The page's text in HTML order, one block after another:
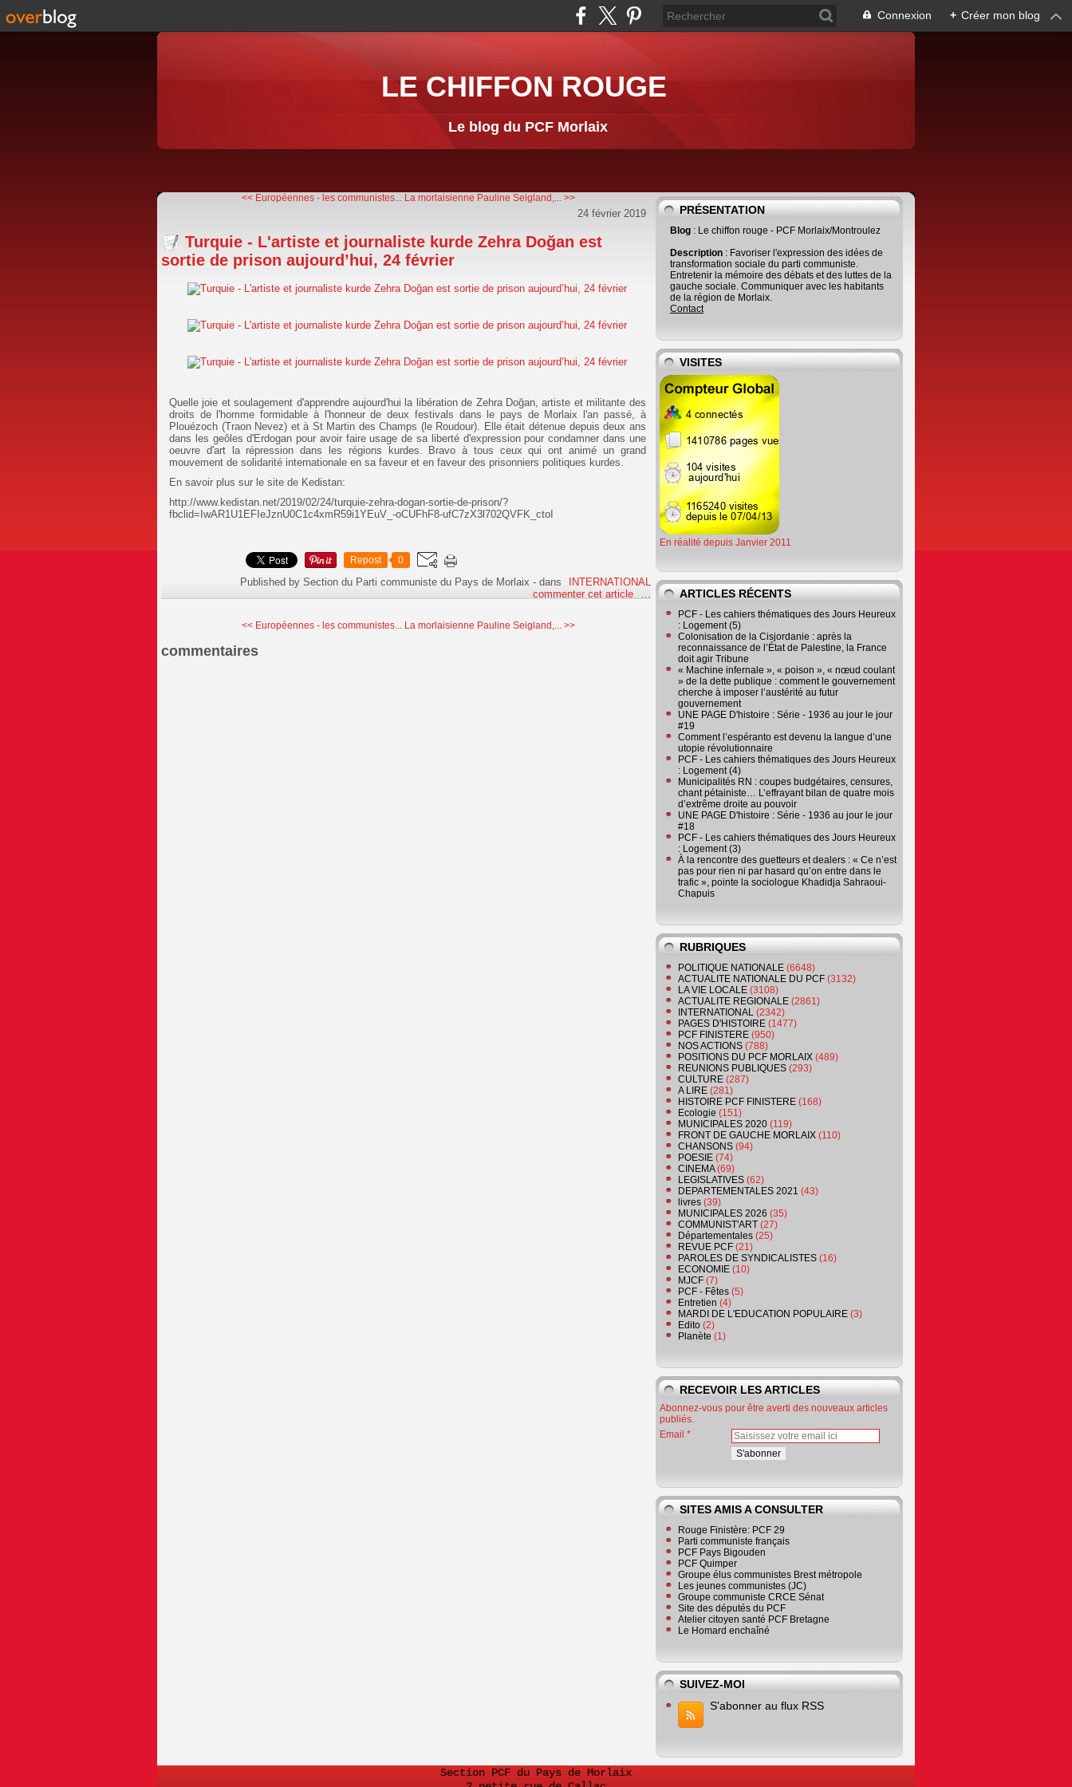
Connexion + Créer mon blog
LE CHIFFON ROUGE
Le blog du PCF Morlaix
<< Européennes - les communistes... La morlaisienne Pauline Seigland,... >>
24 février 2019
Turquie - L'artiste et journaliste kurde Zehra Doğan est
sortie de prison aujourd’hui, 24 février
Quelle joie et soulagement d'apprendre aujourd'hui la libération de Zehra Doğan, artiste et militante des
droits de l'homme formidable à l'honneur de deux festivals dans le pays de Morlaix l'an passé, à
Plouézoch (Traon Nevez) et à St Martin des Champs (le Roudour). Elle était détenue depuis deux ans
dans les geôles d'Erdogan pour avoir faire usage de sa liberté d'expression pour condamner dans une
oeuvre d'art la répression dans les régions kurdes. Bravo à tous ceux qui ont animé un grand
mouvement de solidarité internationale en sa faveur et en faveur des prisonniers politiques kurdes.
En savoir plus sur le site de Kedistan:
http://www.kedistan.net/2019/02/24/turquie-zehra-dogan-sortie-de-prison/?
fbclid=IwAR1U1EFIeJznU0C1c4xmR59i1YEuV_-oCUFhF8-ufC7zX3l702QVFK_ctoI
Repost 0
Published by Section du Parti communiste du Pays de Morlaix -dans
INTERNATIONAL
commenter cet article
…
<< Européennes - les communistes... La morlaisienne Pauline Seigland,... >>
commentaires
PRÉSENTATION
Blog : Le chiffon rouge - PCF Morlaix/Montroulez
Description : Favoriser l'expression des idées de
transformation sociale du parti communiste.
Entretenir la mémoire des débats et des luttes de la
gauche sociale. Communiquer avec les habitants
de la région de Morlaix.
Contact
VISITES
En réalité depuis Janvier 2011
ARTICLES RÉCENTS
PCF - Les cahiers thématiques des Jours Heureux
: Logement (5)
Colonisation de la Cisjordanie : après la
reconnaissance de l’État de Palestine, la France
doit agir Tribune
« Machine infernale », « poison », « nœud coulant
» de la dette publique : comment le gouvernement
cherche à imposer l’austérité au futur
gouvernement
UNE PAGE D'histoire : Série - 1936 au jour le jour
#19
Comment l’espéranto est devenu la langue d’une
utopie révolutionnaire
PCF - Les cahiers thématiques des Jours Heureux
: Logement (4)
Municipalités RN : coupes budgétaires, censures,
chant pétainiste… L’effrayant bilan de quatre mois
d’extrême droite au pouvoir
UNE PAGE D'histoire : Série - 1936 au jour le jour
#18
PCF - Les cahiers thématiques des Jours Heureux
: Logement (3)
À la rencontre des guetteurs et dealers : « Ce n’est
pas pour rien ni par hasard qu’on entre dans le
trafic », pointe la sociologue Khadidja Sahraoui-
Chapuis
RUBRIQUES
POLITIQUE NATIONALE (6648)
ACTUALITE NATIONALE DU PCF (3132)
LA VIE LOCALE (3108)
ACTUALITE REGIONALE (2861)
INTERNATIONAL (2342)
PAGES D'HISTOIRE (1477)
PCF FINISTERE (950)
NOS ACTIONS (788)
POSITIONS DU PCF MORLAIX (489)
REUNIONS PUBLIQUES (293)
CULTURE (287)
A LIRE (281)
HISTOIRE PCF FINISTERE (168)
Ecologie (151)
MUNICIPALES 2020 (119)
FRONT DE GAUCHE MORLAIX (110)
CHANSONS (94)
POESIE (74)
CINEMA(69)
LEGISLATIVES (62)
DEPARTEMENTALES 2021 (43)
livres (39)
MUNICIPALES 2026 (35)
COMMUNIST'ART (27)
Départementales (25)
REVUE PCF (21)
PAROLES DE SYNDICALISTES (16)
ECONOMIE (10)
MJCF (7)
PCF - Fêtes (5)
Entretien (4)
MARDI DE L'EDUCATION POPULAIRE (3)
Edito (2)
Planète (1)
RECEVOIR LES ARTICLES
Abonnez-vous pour être averti des nouveaux articles
publiés.
Email
SITES AMIS A CONSULTER
Rouge Finistère: PCF 29
Parti communiste français
PCF Pays Bigouden
PCF Quimper
Groupe élus communistes Brest métropole
Les jeunes communistes (JC)
Groupe communiste CRCE Sénat
Site des députés du PCF
Atelier citoyen santé PCF Bretagne
Le Homard enchaîné
SUIVEZ-MOI
S'abonner au flux RSS
Section PCF du Pays de Morlaix